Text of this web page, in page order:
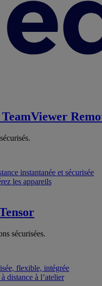
TeamViewer
instantanée et sécurisée
les appareils
sécurisées.
flexible, intégrée
distance à l’atelier